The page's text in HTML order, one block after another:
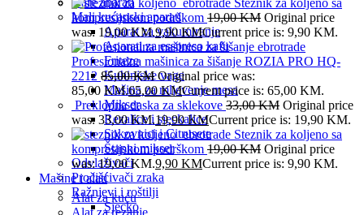
Mali kućanski aparati
Aparat za vakumiranje
Aparati za esspreso kafu
Friteze
Kuhinjske vage
Mašina za mljevenje mesa
Mikser
Rezalice i sjeckalice
Sokovnici i Citrusete
Štapni mikser
Odvlaživači
Pročišćivači zraka
Ražnjevi i roštilji
Sjecko
Steznik za koljeno sa
kompresijskom podrškom 19,00KM Original price
was: 19,00 KM.9,90KMCurrent price is: 9,90 KM.
Profesionalna mašinica za šišanje ROZIA PRO HQ-
2212 85,00KM Original price was:
85,00 KM.65,00KMCurrent price is: 65,00 KM.
Preklopna daska za sklekove 33,00KM Original price
was: 33,00 KM.19,90KMCurrent price is: 19,90 KM.
Steznik za koljeno sa
kompresijskom podrškom 19,00KM Original price
was: 19,00 KM.9,90 KMCurrent price is: 9,90 KM.
Mašine i alati
Alat za kuću
Alat za rezanje